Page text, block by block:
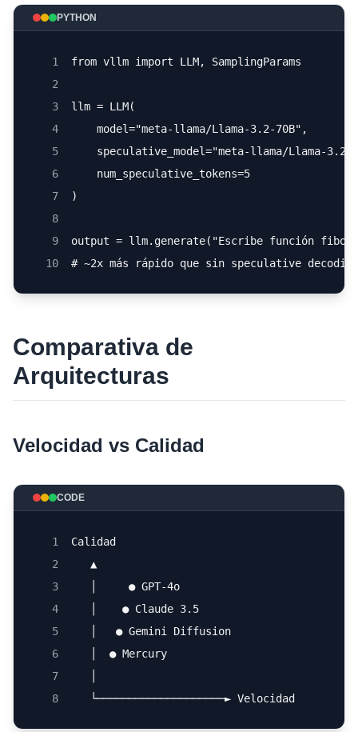
PYTHON
1
from vllm import LLM, SamplingParams
2
3
llm = LLM(
4
    model="meta-llama/Llama-3.2-70B",
5
speculative_model="meta-llama/Llama-3.2-
6
    num_speculative_tokens=5
7
)
8
9
output = llm.generate("Escribe función
10
# ~2x más rápido que sin speculative decoding
Comparativa de
Arquitecturas
Velocidad vs Calidad
CODE
1
Calidad
2
   ▲
3
   │     ● GPT-4o
4
   │    ● Claude 3.5
5
   │   ● Gemini Diffusion
6
   │  ● Mercury
7
8
   └────────────────────► Velocidad